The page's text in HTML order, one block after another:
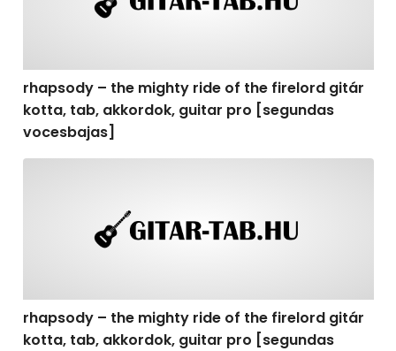
rhapsody – the mighty ride of the firelord gitár
kotta, tab, akkordok, guitar pro [segundas
vocesbajas]
rhapsody – the mighty ride of the firelord gitár
kotta, tab, akkordok, guitar pro [segundas